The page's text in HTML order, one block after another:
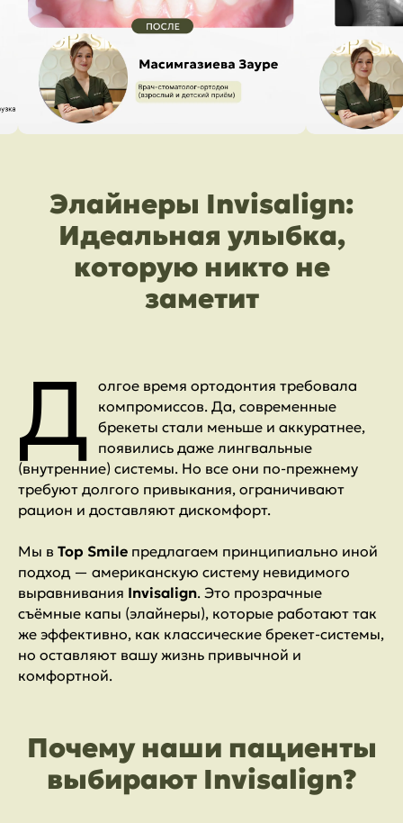
Элайнеры Invisalign:
Идеальная улыбка,
которую никто не
заметит
Д олгое время ортодонтия требовала
компромиссов. Да, современные
брекеты стали меньше и аккуратнее,
появились даже лингвальные
(внутренние) системы. Но все они по-прежнему
требуют долгого привыкания, ограничивают
рацион и доставляют дискомфорт.
Мы в Top Smile предлагаем принципиально иной
подход — американскую систему невидимого
выравнивания Invisalign. Это прозрачные
съёмные капы (элайнеры), которые работают так
же эффективно, как классические брекет-системы,
но оставляют вашу жизнь привычной и
комфортной.
Почему наши пациенты
выбирают Invisalign?